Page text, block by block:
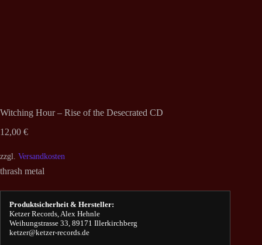
Witching Hour – Rise of the Desecrated CD
12,00 €
zzgl. Versandkosten
thrash metal
Produktsicherheit & Hersteller:
Ketzer Records, Alex Hehnle
Weihungstrasse 33, 89171 Illerkirchberg
ketzer@ketzer-records.de